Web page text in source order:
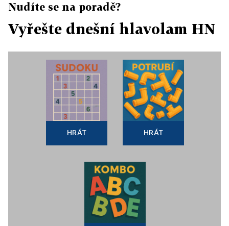
Nudíte se na poradě?
Vyřešte dnešní hlavolam HN
HRÁT HRÁT